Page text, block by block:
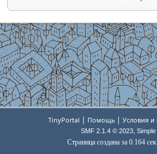
TinyPortal | Помощь | Условия и
SMF 2.1.4 © 2023,
Страница создана за 0.164